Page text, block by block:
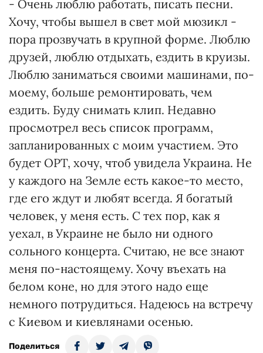
- Очень люблю работать, писать песни.
Хочу, чтобы вышел в свет мой мюзикл -
пора прозвучать в крупной форме. Люблю
друзей, люблю отдыхать, ездить в круизы.
Люблю заниматься своими машинами, по-
моему, больше ремонтировать, чем
ездить. Буду снимать клип. Недавно
просмотрел весь список программ,
запланированных с моим участием. Это
будет ОРТ, хочу, чтоб увидела Украина. Не
у каждого на Земле есть какое-то место,
где его ждут и любят всегда. Я богатый
человек, у меня есть. С тех пор, как я
уехал, в Украине не было ни одного
сольного концерта. Считаю, не все знают
меня по-настоящему. Хочу въехать на
белом коне, но для этого надо еще
немного потрудиться. Надеюсь на встречу
с Киевом и киевлянами осенью.
Поделиться